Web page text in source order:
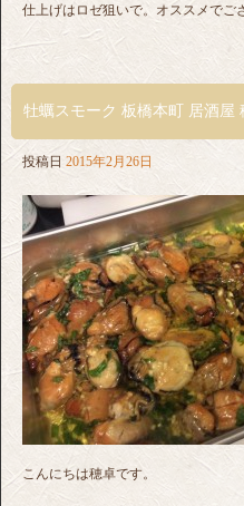
仕上げはロゼ狙いで。オススメでご
牡蠣スモーク 板橋本町 居酒屋
投稿日 2015年2月26日
こんにちは穂卓です。